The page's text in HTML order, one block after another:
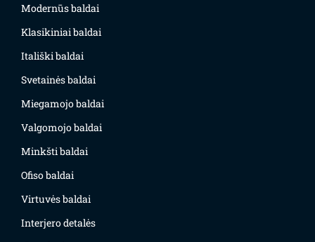
Modernūs baldai
Klasikiniai baldai
Itališki baldai
Svetainės baldai
Miegamojo baldai
Valgomojo baldai
Minkšti baldai
Ofiso baldai
Virtuvės baldai
Interjero detalės